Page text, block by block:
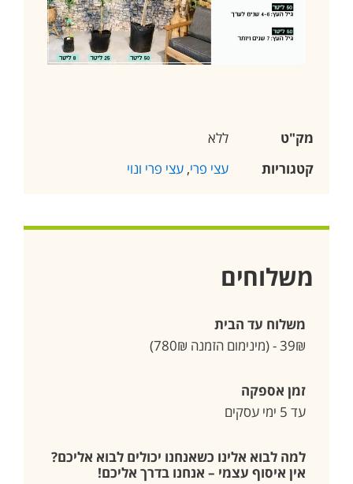
מק"ט
ללא
קטגוריות
עצי פרי, עצי פרי ונוי
משלוחים
משלוח עד הבית
39₪ - (מינימום הזמנה 780₪)
זמן אספקה
עד 5 ימי עסקים
למה לבוא אלינו כשאנחנו יכולים לבוא אליכם?
אין איסוף עצמי – אנחנו בדרך אליכם!